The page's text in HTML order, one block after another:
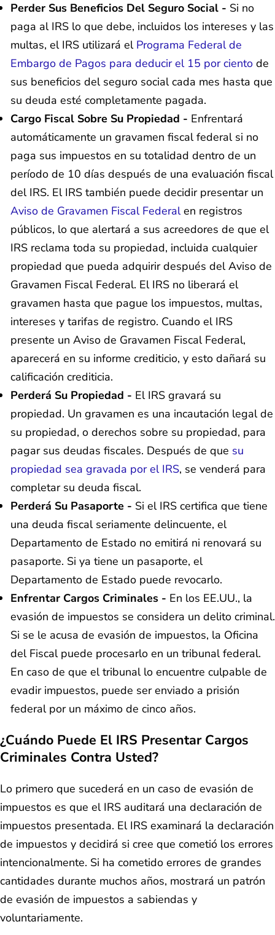
Perder Sus Beneficios Del Seguro Social - Si no
paga al IRS lo que debe, incluidos los intereses y las
multas, el IRS utilizará el Programa Federal de
Embargo de Pagos para deducir el 15 por ciento de
sus beneficios del seguro social cada mes hasta que
su deuda esté completamente pagada.
Cargo Fiscal Sobre Su Propiedad - Enfrentará
automáticamente un gravamen fiscal federal si no
paga sus impuestos en su totalidad dentro de un
período de 10 días después de una evaluación fiscal
del IRS. El IRS también puede decidir presentar un
Aviso de Gravamen Fiscal Federalen registros
públicos, lo que alertará a sus acreedores de que el
IRS reclama toda su propiedad, incluida cualquier
propiedad que pueda adquirir después del Aviso de
Gravamen Fiscal Federal. El IRS no liberará el
gravamen hasta que pague los impuestos, multas,
intereses y tarifas de registro. Cuando el IRS
presente un Aviso de Gravamen Fiscal Federal,
aparecerá en su informe crediticio, y esto dañará su
calificación crediticia.
Perderá Su Propiedad - El IRS gravará su
propiedad. Un gravamen es una incautación legal de
su propiedad, o derechos sobre su propiedad, para
pagar sus deudas fiscales. Después de que su
propiedad sea gravada por el IRS, se venderá para
completar su deuda fiscal.
Perderá Su Pasaporte - Si el IRS certifica que tiene
una deuda fiscal seriamente delincuente, el
Departamento de Estado no emitirá ni renovará su
pasaporte. Si ya tiene un pasaporte, el
Departamento de Estado puede revocarlo.
Enfrentar Cargos Criminales - En los EE.UU., la
evasión de impuestos se considera un delito criminal.
Si se le acusa de evasión de impuestos, la Oficina
del Fiscal puede procesarlo en un tribunal federal.
En caso de que el tribunal lo encuentre culpable de
evadir impuestos, puede ser enviado a prisión
federal por un máximo de cinco años.
¿Cuándo Puede El IRS Presentar Cargos
Criminales Contra Usted?
Lo primero que sucederá en un caso de evasión de
impuestos es que el IRS auditará una declaración de
impuestos presentada. El IRS examinará la declaración
de impuestos y decidirá si cree que cometió los errores
intencionalmente. Si ha cometido errores de grandes
cantidades durante muchos años, mostrará un patrón
de evasión de impuestos a sabiendas y
voluntariamente.